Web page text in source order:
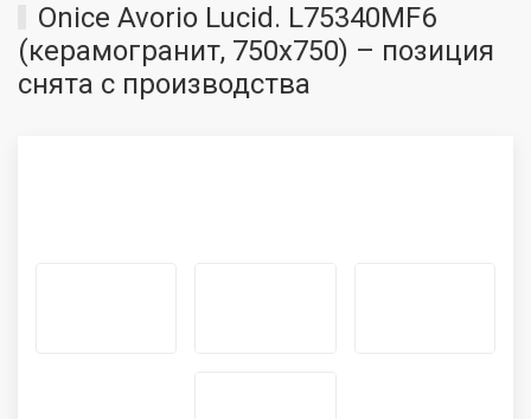
Onice Avorio Lucid. L75340MF6
(керамогранит, 750x750) – позиция
снята с производства